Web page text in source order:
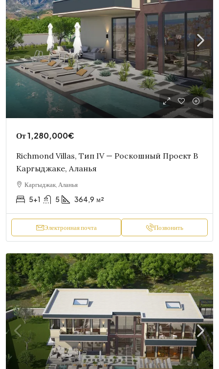
От1,280,000€
Richmond Villas, Тип IV — Роскошный Проект В
Каргыджаке, Аланья
Каргыджак, Аланья
5+1 5 364,9 м²
Электронная почта Позвонить